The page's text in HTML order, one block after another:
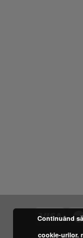
Continuând
cookie-urilor.